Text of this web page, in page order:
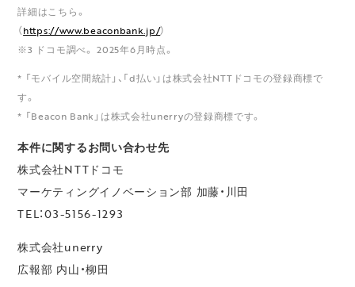
詳細はこちら。
（https://www.beaconbank.jp/）
※3 ドコモ調べ。 2025年6月時点。
* 「モバイル空間統計」、「d払い」は株式会社NTTドコモの登録商標で
す。
* 「Beacon Bank」は株式会社unerryの登録商標です。
本件に関するお問い合わせ先
株式会社NTTドコモ
マーケティングイノベーション部 加藤・川田
TEL：03-5156-1293
株式会社unerry
広報部 内山・柳田